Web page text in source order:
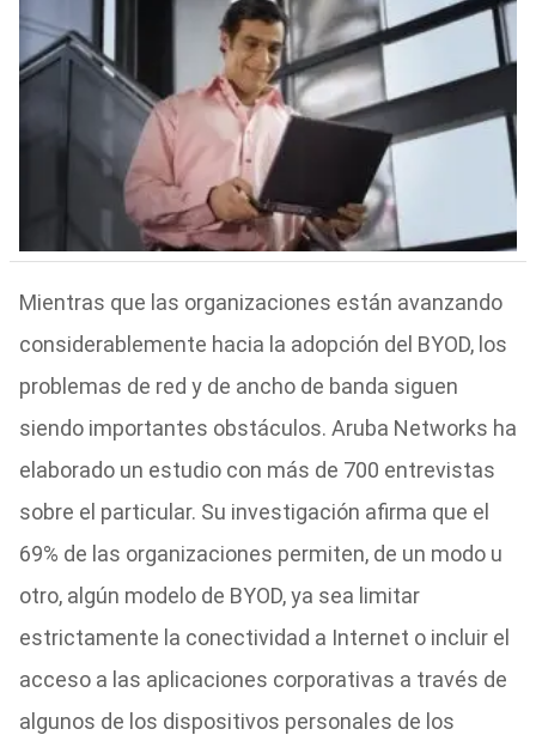
Mientras que las organizaciones están avanzando
considerablemente hacia la adopción del BYOD, los
problemas de red y de ancho de banda siguen
siendo importantes obstáculos. Aruba Networks ha
elaborado un estudio con más de 700 entrevistas
sobre el particular. Su investigación afirma que el
69% de las organizaciones permiten, de un modo u
otro, algún modelo de BYOD, ya sea limitar
estrictamente la conectividad a Internet o incluir el
acceso a las aplicaciones corporativas a través de
algunos de los dispositivos personales de los